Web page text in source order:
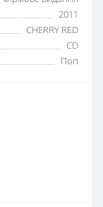
2011
CHERRY RED
CD
Поп